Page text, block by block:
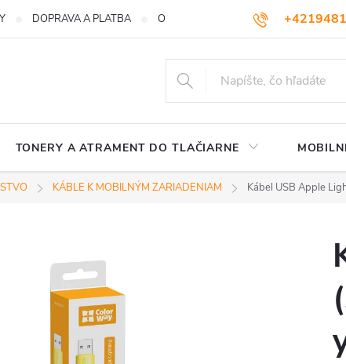
DOPRAVA A PLATBA OBCHODNÉ PODMIENKY
TONERY A ATRAMENT DO TLAČIARNE
KÁBLE K MOBILNÝM ZARIADENIAM Kábel USB Apple